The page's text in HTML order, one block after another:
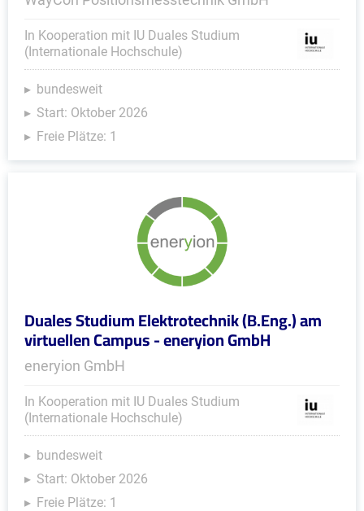
In Kooperation mit IU Duales Studium
(Internationale Hochschule)
bundesweit
Start: Oktober 2026
Freie Plätze: 1
Duales Studium Elektrotechnik (B.Eng.) am
virtuellen Campus - eneryion GmbH
eneryion GmbH
In Kooperation mit IU Duales Studium
(Internationale Hochschule)
bundesweit
Start: Oktober 2026
Freie Plätze: 1